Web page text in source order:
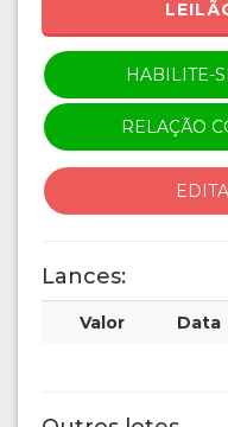
HABILITE-
RELAÇÃO
Lances:
Valor Data